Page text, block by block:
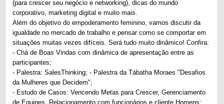
(para crescer seu negócio e networking), dicas do mundo
corporativo, marketing digital e muito mais.
Além do objetivo do empoderamento feminino, vamos discutir da
igualdade no mercado de trabalho e pensar como se comportar em
situações muitas vezes difíceis. Será tudo muito dinâmico! Confira:
- Chá de Boas Vindas com dinâmica de apresentação entre as
participantes;
- Palestra: SalesThinking; - Palestra da Tábatha Moraes "Desafios
da Mulheres que Decidem";
- Estudo de Casos: Vencendo Metas para Crescer, Gerenciamento
de Equipes, Relacionamento com funcionários e cliente Homens;